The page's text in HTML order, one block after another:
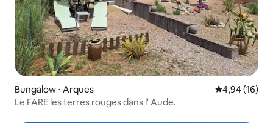
Bungalow ⋅ Arques Évaluation
4,94 (16)
Le FARE les terres rouges dans l' Aude.